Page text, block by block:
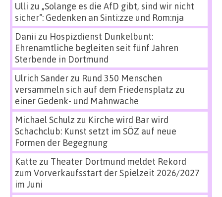
Ulli zu „Solange es die AfD gibt, sind wir nicht
sicher“: Gedenken an Sinti:zze und Rom:nja
Danii zu Hospizdienst Dunkelbunt:
Ehrenamtliche begleiten seit fünf Jahren
Sterbende in Dortmund
Ulrich Sanderzu Rund 350 Menschen
versammeln sich auf dem Friedensplatz zu
einer Gedenk- und Mahnwache
Michael Schulz zu Kirche wird Bar wird
Schachclub: Kunst setzt im SÖZ auf neue
Formen der Begegnung
Katte zu Theater Dortmund meldet Rekord
zum Vorverkaufsstart der Spielzeit 2026/2027
im Juni